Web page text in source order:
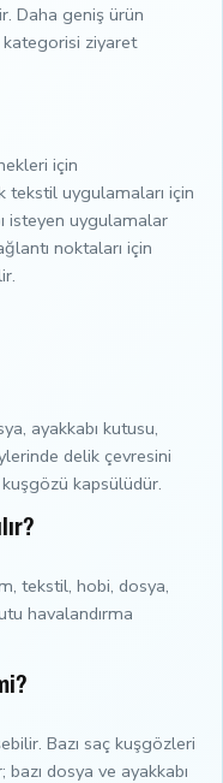
Daha geniş ürün
kategorisi ziyaret
için
tekstil uygulamaları için
isteyen uygulamalar
noktaları için
ayakkabı kutusu,
delik çevresini
kapsülüdür.
tekstil, hobi, dosya,
havalandırma
Bazı saç kuşgözleri
dosya ve ayakkabı